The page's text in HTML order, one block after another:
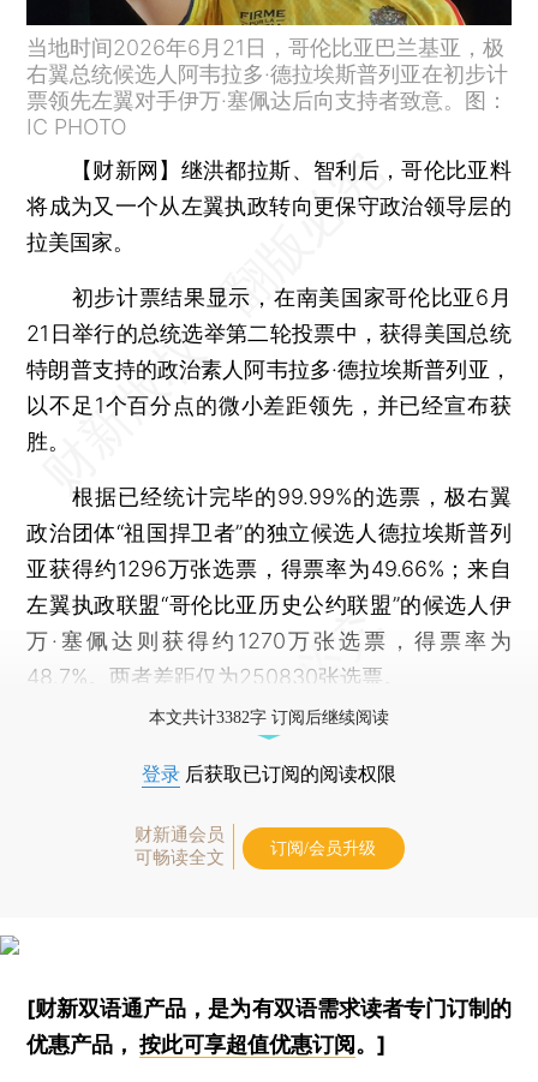
当地时间2026年6月21日，哥伦比亚巴兰基亚，极
右翼总统候选人阿韦拉多·德拉埃斯普列亚在初步计
票领先左翼对手伊万·塞佩达后向支持者致意。图：
IC PHOTO
【财新网】 继洪都拉斯、智利后，哥伦比亚料
将成为又一个从左翼执政转向更保守政治领导层的
拉美国家。
初步计票结果显示，在南美国家哥伦比亚6月
21日举行的总统选举第二轮投票中，获得美国总统
特朗普支持的政治素人阿韦拉多·德拉埃斯普列亚，
以不足1个百分点的微小差距领先，并已经宣布获
胜。
根据已经统计完毕的99.99%的选票，极右翼
政治团体“祖国捍卫者”的独立候选人德拉埃斯普列
亚获得约1296万张选票，得票率为49.66%；来自
左翼执政联盟“哥伦比亚历史公约联盟”的候选人伊
万·塞佩达则获得约1270万张选票，得票率为
48.7%。两者差距仅为250830张选票。
本文共计3382字 订阅后继续阅读
登录 后获取已订阅的阅读权限
财新通会员
可畅读全文
订阅/会员升级
[财新双语通产品，是为有双语需求读者专门订制的
优惠产品，按此可享超值优惠订阅。]